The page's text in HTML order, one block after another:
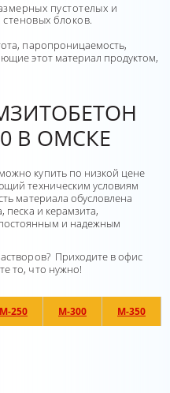
пустотелых и
блоков.
паропроницаемость,
этот материал продуктом,
В ОМСКЕ
купить по низкой цене
техническим условиям
материала обусловлена
песка и керамзита,
и надежным
Приходите в офис
то, что нужно!
М-250 М-300 М-350